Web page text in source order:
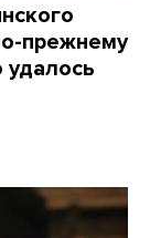
прежнему
удалось